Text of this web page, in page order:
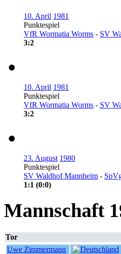
10. April 1981
Punktespiel
VfR Wormatia Worms - SV
3:2
10. April 1981
Punktespiel
VfR Wormatia Worms - SV
3:2
23. August 1980
Punktespiel
SV Waldhof Mannheim -
1:1 (0:0)
Mannschaft
Tor
Uwe Zimmermann